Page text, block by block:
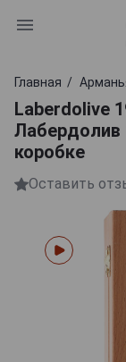
Главная
Laberdolive
Лабердолив
коробке
Оставить